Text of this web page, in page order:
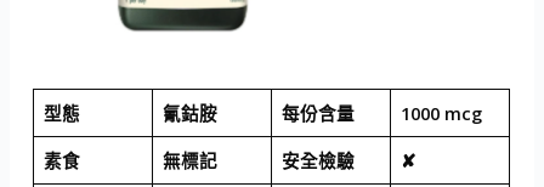
型態 氰鈷胺 每份含量
1000 mcg
素食
無標記 安全檢驗
✘